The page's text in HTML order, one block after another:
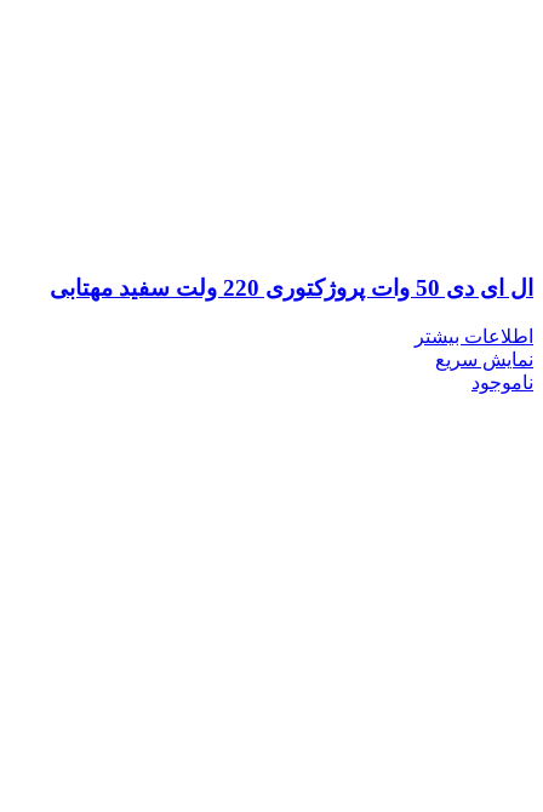
ال ای دی 50 وات پروژکتوری 220 ولت سفید مهتابی
اطلاعات بیشتر
نمایش سریع
ناموجود